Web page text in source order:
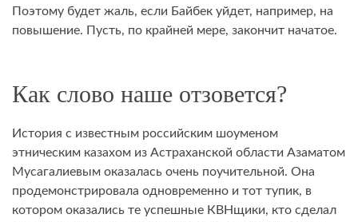
Поэтому будет жаль, если Байбек уйдет, например, на
повышение. Пусть, по крайней мере, закончит начатое.
Как слово наше отзовется?
История с известным российским шоуменом
этническим казахом из Астраханской области Азаматом
Мусагалиевым оказалась очень поучительной. Она
продемонстрировала одновременно и тот тупик, в
котором оказались те успешные КВНщики, кто сделал